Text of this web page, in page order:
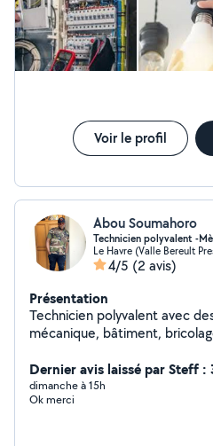
Voir le profil
Abou Soumahoro
Technicien polyvalent -
Le Havre (Valle Bereult
4/5 (2 avis)
Présentation
Technicien polyvalent avec
mécanique, bâtiment,
montage, installation et
et soigneux, je m'adapte
besoins des clients
Dernier avis laissé par Steff :
dimanche à 15h
Ok merci